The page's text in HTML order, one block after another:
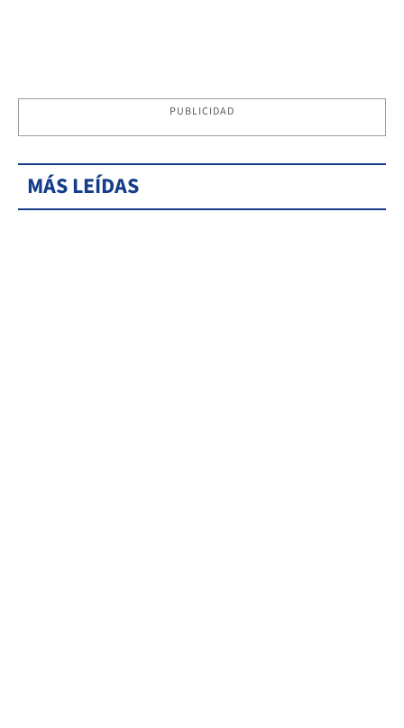
PUBLICIDAD
MÁS LEÍDAS